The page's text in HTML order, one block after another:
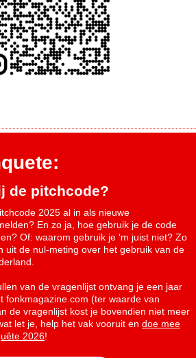
de pitchcode?
2025 al in als nieuwe
En zo ja, hoe gebruik je de code
Of: waarom gebruik je ‘m juist niet? Zo
uit de nul-meting over het gebruik van de
van de vragenlijst ontvang je een jaar
fonkmagazine.com (ter waarde van
de vragenlijst kost je bovendien niet meer
let je, help het vak vooruit en doe mee
2026!